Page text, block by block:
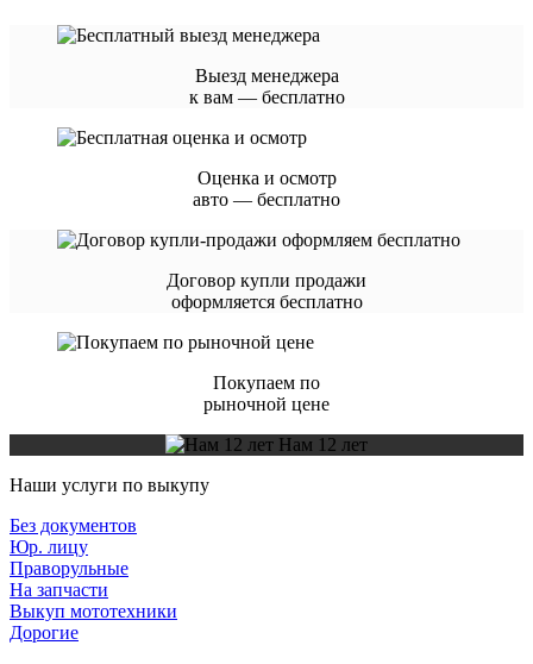
Выезд менеджера
к вам — бесплатно
Оценка и осмотр
авто — бесплатно
Договор купли продажи
оформляется бесплатно
Покупаем по
рыночной цене
Нам 12 лет
Наши услуги по выкупу
Без документов
Юр. лицу
Праворульные
На запчасти
Выкуп мототехники
Дорогие